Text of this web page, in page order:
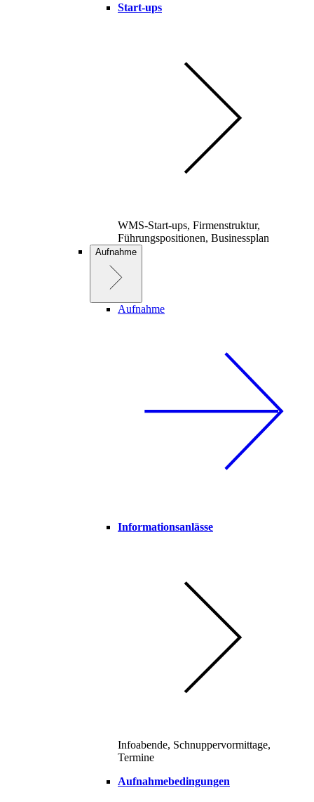
Start-ups
WMS-Start-ups, Firmenstruktur,
Führungspositionen, Businessplan
Aufnahme
Aufnahme
Informationsanlässe
Infoabende, Schnuppervormittage,
Termine
Aufnahmebedingungen